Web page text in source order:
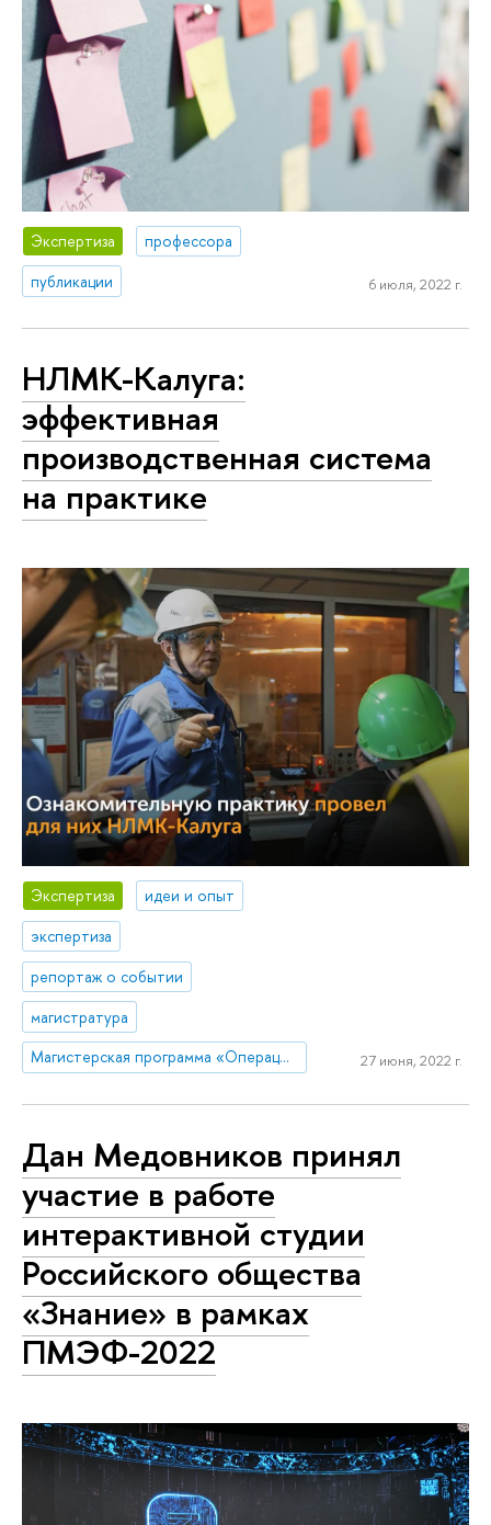
Экспертиза
профессора
публикации
6 июля, 2022 г.
НЛМК-Калуга:
эффективная
производственная система
на практике
Экспертиза
идеи и опыт
экспертиза
репортаж о событии
магистратура
Магистерская программа «Операционная эффективность и производственные системы»
27 июня, 2022 г.
Дан Медовников принял
участие в работе
интерактивной студии
Российского общества
«Знание» в рамках
ПМЭФ-2022